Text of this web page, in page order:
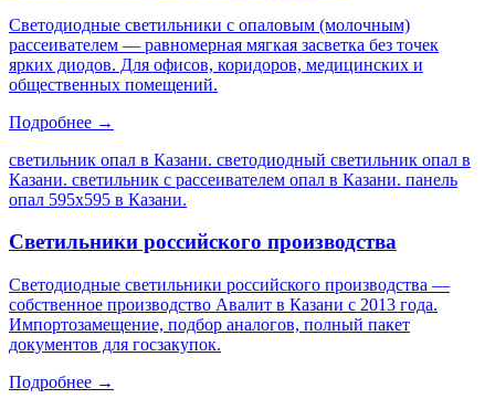
Светодиодные светильники с опаловым (молочным)
рассеивателем — равномерная мягкая засветка без точек
ярких диодов. Для офисов, коридоров, медицинских и
общественных помещений.
Подробнее →
светильник опал в Казани. светодиодный светильник опал в
Казани. светильник с рассеивателем опал в Казани. панель
опал 595х595 в Казани.
Светильники российского производства
Светодиодные светильники российского производства —
собственное производство Авалит в Казани с 2013 года.
Импортозамещение, подбор аналогов, полный пакет
документов для госзакупок.
Подробнее →